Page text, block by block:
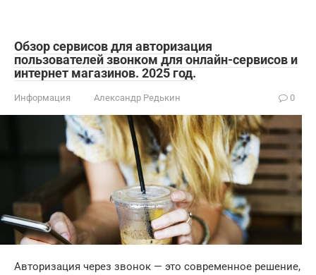
Обзор сервисов для авторизация
пользователей звонком для онлайн-сервисов и
интернет магазинов. 2025 год.
Информация Александр Редькин 0
Авторизация через звонок — это современное решение,